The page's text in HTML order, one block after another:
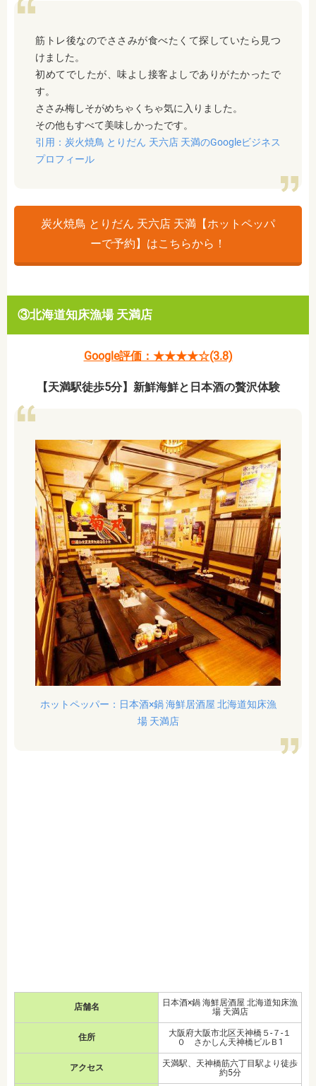
筋トレ後なのでささみが食べたくて探していたら見つ
けました。
初めてでしたが、味よし接客よしでありがたかったで
す。
ささみ梅しそがめちゃくちゃ気に入りました。
その他もすべて美味しかったです。
引用：炭火焼鳥 とりだん 天六店 天満のGoogleビジネス
プロフィール
炭火焼鳥 とりだん 天六店 天満【ホットペッパ
ーで予約】はこちらから！
③北海道知床漁場 天満店
Google評価：★★★★☆(3.8)
【天満駅徒歩5分】新鮮海鮮と日本酒の贅沢体験
ホットペッパー：日本酒×鍋 海鮮居酒屋 北海道知床漁
場 天満店
店舗名
日本酒×鍋 海鮮居酒屋 北海道知床漁
場 天満店
住所
大阪府大阪市北区天神橋５-７-１
０ さかしん天神橋ビルＢ1
アクセス
天満駅、天神橋筋六丁目駅より徒歩
約5分